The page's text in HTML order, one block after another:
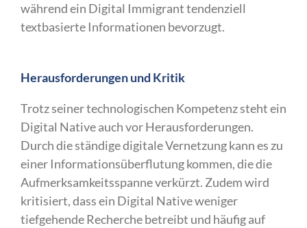
während ein Digital Immigrant tendenziell
textbasierte Informationen bevorzugt.
Herausforderungen und Kritik
Trotz seiner technologischen Kompetenz steht ein
Digital Native auch vor Herausforderungen.
Durch die ständige digitale Vernetzung kann es zu
einer Informationsüberflutung kommen, die die
Aufmerksamkeitsspanne verkürzt. Zudem wird
kritisiert, dass ein Digital Native weniger
tiefgehende Recherche betreibt und häufig auf